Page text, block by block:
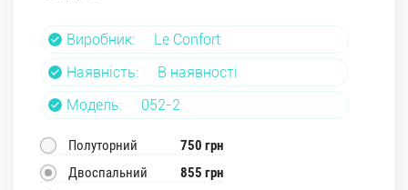
Виробник:
Le Confort
Наявність:
В наявності
Модель:
052-2
Полуторний
750 грн
Двоспальний
855 грн